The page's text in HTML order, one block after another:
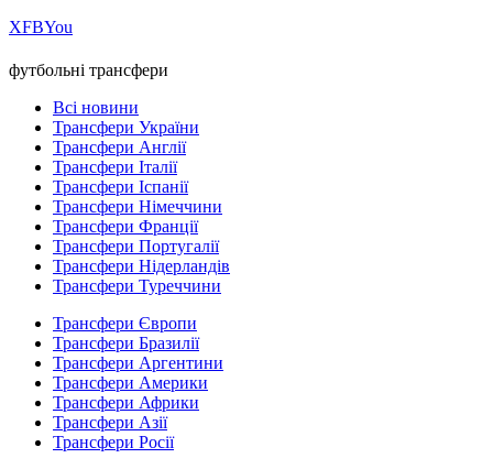
ХFBYou
футбольні трансфери
Всі новини
Трансфери України
Трансфери Англії
Трансфери Італії
Трансфери Іспанії
Трансфери Німеччини
Трансфери Франції
Трансфери Португалії
Трансфери Нідерландів
Трансфери Туреччини
Трансфери Європи
Трансфери Бразилії
Трансфери Аргентини
Трансфери Америки
Трансфери Африки
Трансфери Азії
Трансфери Росії